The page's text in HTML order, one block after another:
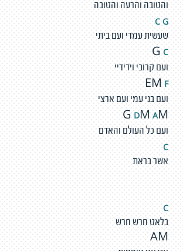
והטובה והרעה והטובה
C G
שעשית עמדי ועם ביתי
G C
ועם קרובי וידידיי
EM F
ועם בני עמי ועם ארצי
G DM AM
ועם כל העולם והאדם
C
אשר בראת
C
בלאט חרש חרש
AM